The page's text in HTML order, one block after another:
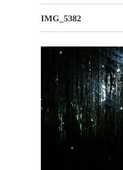
IMG_5382